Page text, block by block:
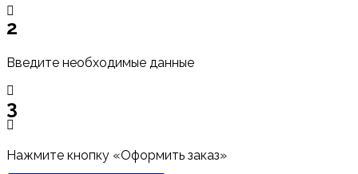
2
Введите необходимые данные
3
Нажмите кнопку «Оформить заказ»